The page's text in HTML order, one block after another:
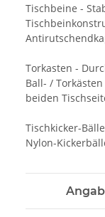
Tischbeine -
Torkasten -
Ball- /
beiden
Tischkicker-
Nylon-